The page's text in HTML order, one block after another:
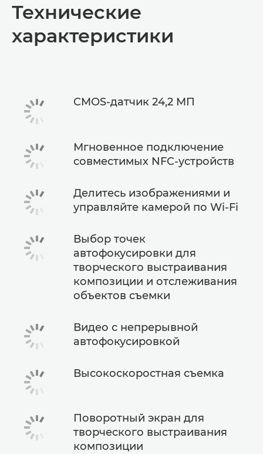
Технические
характеристики
CMOS-датчик 24,2 MП
Мгновенное подключение
совместимых NFC-устройств
Делитесь изображениями и
управляйте камерой по Wi-Fi
Выбор точек
автофокусировки для
творческого выстраивания
композиции и отслеживания
объектов съемки
Видео с непрерывной
автофокусировкой
Высокоскоростная съемка
Поворотный экран для
творческого выстраивания
композиции